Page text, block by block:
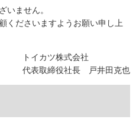
いません。
くださいますようお願い申し上
トイカツ株式会社
代表取締役社長 戸井田克也